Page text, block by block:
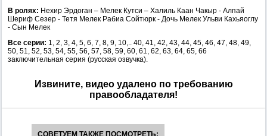
В ролях: Нехир Эрдоган – Мелек Кутси – Халиль Каан Чакыр - Алпай
Шериф Сезер - Тетя Мелек Рабиа Сойтюрк - Дочь Мелек Ульви Кахьяоглу
- Сын Мелек
Все серии: 1, 2, 3, 4, 5, 6, 7, 8, 9, 10,.. 40, 41, 42, 43, 44, 45, 46, 47, 48, 49,
50, 51, 52, 53, 54, 55, 56, 57, 58, 59, 60, 61, 62, 63, 64, 65, 66
заключительная серия (русская озвучка).
Извините, видео удалено по требованию
правообладателя!
СОВЕТУЕМ ТАКЖЕ ПОСМОТРЕТЬ: